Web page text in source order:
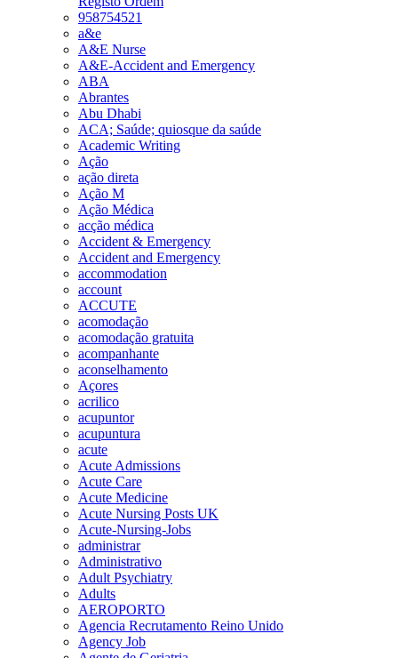
958754521
a&e
A&E Nurse
A&E-Accident and Emergency
ABA
Abrantes
Abu Dhabi
ACA; Saúde; quiosque da saúde
Academic Writing
Ação
ação direta
Ação M
Ação Médica
acção médica
Accident & Emergency
Accident and Emergency
accommodation
account
ACCUTE
acomodação
acomodação gratuita
acompanhante
aconselhamento
Açores
acrilico
acupuntor
acupuntura
acute
Acute Admissions
Acute Care
Acute Medicine
Acute Nursing Posts UK
Acute-Nursing-Jobs
administrar
Administrativo
Adult Psychiatry
Adults
AEROPORTO
Agencia Recrutamento Reino Unido
Agency Job